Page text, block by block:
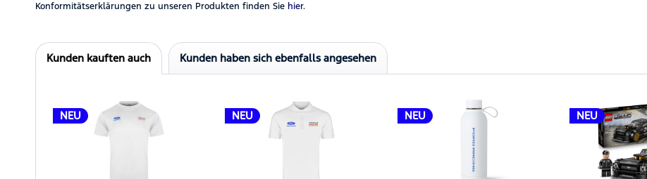
Konformitätserklärungen zu unseren Produkten finden Sie hier.
Kunden kauften auch Kunden haben sich ebenfalls angesehen
NEU NEU NEU NEU